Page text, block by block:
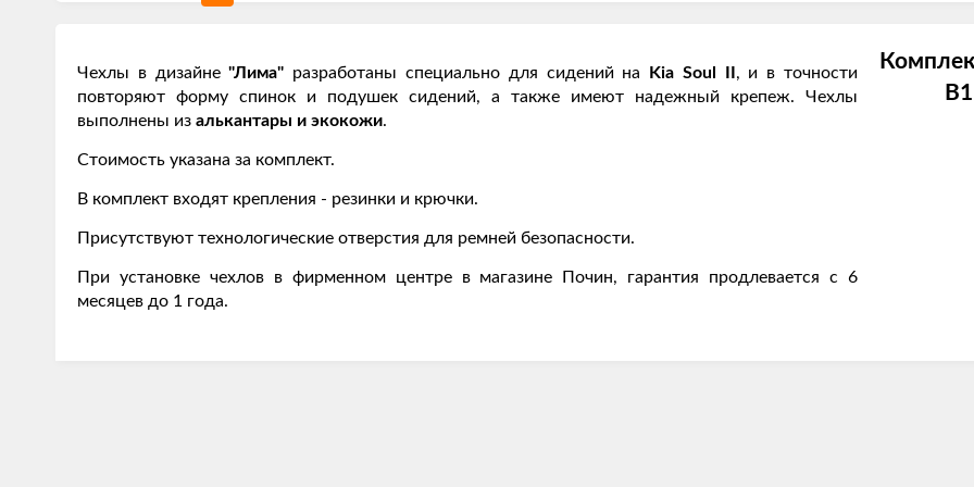
Чехлы в дизайне"Лима" разработаны специально для сидений на Kia Soul II , и в точности
повторяют форму спинок и подушек сидений, а также имеют надежный крепеж. Чехлы
выполнены из алькантары и экокожи.
Стоимость указана за комплект.
В комплект входят крепления - резинки и крючки.
Присутствуют технологические отверстия для ремней безопасности.
При установке чехлов в фирменном центре в магазине Почин, гарантия продлевается с 6
месяцев до 1 года.
В1